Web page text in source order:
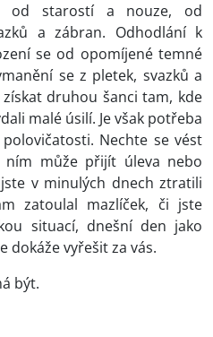
od starostí a nouze, od
a zábran. Odhodlání k
se od opomíjené temné
se z pletek, svazků a
druhou šanci tam, kde
malé úsilí. Je však potřeba
Nechte se vést
ním může přijít úleva nebo
v minulých dnech ztratili
zatoulal mazlíček, či jste
situací, dnešní den jako
vyřešit za vás.
být.